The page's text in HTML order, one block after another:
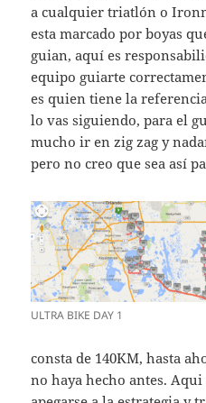
a cualquier triatlón o
esta marcado por boyas
guian, aquí es
equipo guiarte
es quien tiene la
lo vas siguiendo, para el
mucho ir en zig zag y
pero no creo que sea así
ULTRA BIKE DAY 1
consta de 140KM, hasta
no haya hecho antes.